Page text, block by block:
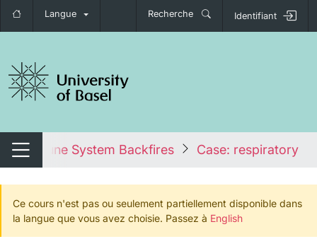
Langue Recherche Identifiant
de navigation
Changer de navigation
Immune System Backfires Case: respiratory
Ce cours n'est pas ou seulement partiellement disponible dans
la langue que vous avez choisie. Passez à English